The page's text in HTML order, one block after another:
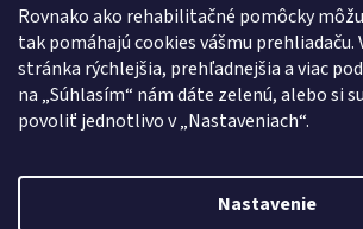
Rovnako ako rehabilitačné pomôcky
tak pomáhajú cookies vášmu prehliadaču.
stránka rýchlejšia, prehľadnejšia a viac
na „Súhlasím“ nám dáte zelenú, alebo si
povoliť jednotlivo v „Nastaveniach“.
Nastavenie
INFO@WELLEA.SK
+420 800 200 900
+420 602 112 602
FACEBOOK